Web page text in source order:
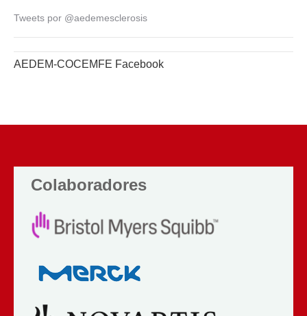
Tweets por @aedemesclerosis
AEDEM-COCEMFE Facebook
Colaboradores